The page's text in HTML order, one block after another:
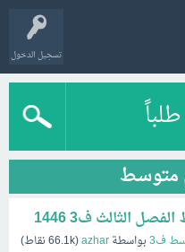
تسجيل الدخول
متوسط
الثالث ف3 1446
ف3 بواسطةazhar
(
66.1kنقاط)